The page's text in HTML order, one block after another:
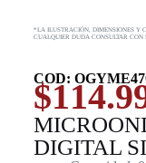
*LA ILUSTRACIÓN, DIMENSIONES Y
CUALQUIER DUDA CONSULTAR CON
COD:
$
DIGITAL